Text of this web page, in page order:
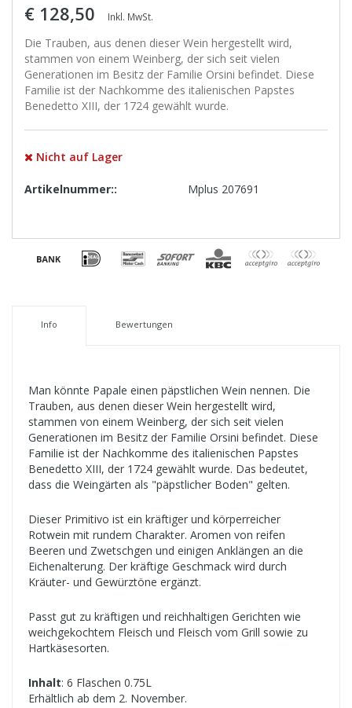
€ 128,50 Inkl. MwSt.
Die Trauben, aus denen dieser Wein hergestellt wird,
stammen von einem Weinberg, der sich seit vielen
Generationen im Besitz der Familie Orsini befindet. Diese
Familie ist der Nachkomme des italienischen Papstes
Benedetto XIII, der 1724 gewählt wurde.
Nicht auf Lager
Artikelnummer:: Mplus 207691
Info Bewertungen
Man könnte Papale einen päpstlichen Wein nennen. Die
Trauben, aus denen dieser Wein hergestellt wird,
stammen von einem Weinberg, der sich seit vielen
Generationen im Besitz der Familie Orsini befindet. Diese
Familie ist der Nachkomme des italienischen Papstes
Benedetto XIII, der 1724 gewählt wurde. Das bedeutet,
dass die Weingärten als "päpstlicher Boden" gelten.
Dieser Primitivo ist ein kräftiger und körperreicher
Rotwein mit rundem Charakter. Aromen von reifen
Beeren und Zwetschgen und einigen Anklängen an die
Eichenalterung. Der kräftige Geschmack wird durch
Kräuter- und Gewürztöne ergänzt.
Passt gut zu kräftigen und reichhaltigen Gerichten wie
weichgekochtem Fleisch und Fleisch vom Grill sowie zu
Hartkäsesorten.
Inhalt: 6 Flaschen 0.75L
Erhältlich ab dem 2. November.